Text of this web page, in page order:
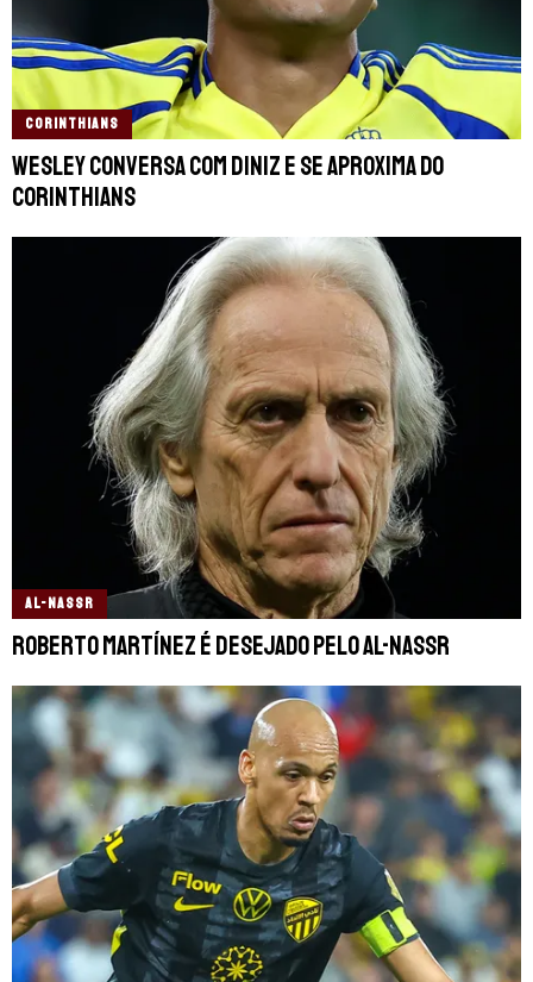
CORINTHIANS
Wesley conversa com Diniz e se aproxima do
Corinthians
AL-NASSR
Roberto Martínez é desejado pelo Al-Nassr